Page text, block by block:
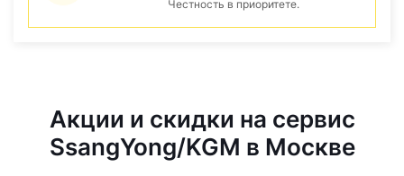
Честность в приоритете.
Акции и скидки на сервис
SsangYong/KGM в Москве